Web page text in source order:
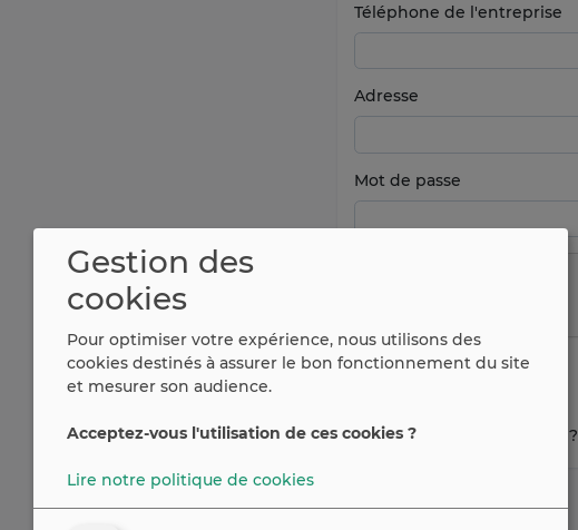
Téléphone de l'entreprise
Adresse
Mot de passe
Vous avez déjà un compte ?
Gestion des
cookies
Pour optimiser votre expérience, nous utilisons des
cookies destinés à assurer le bon fonctionnement du site
et mesurer son audience.
Acceptez-vous l'utilisation de ces cookies ?
Lire notre politique de cookies